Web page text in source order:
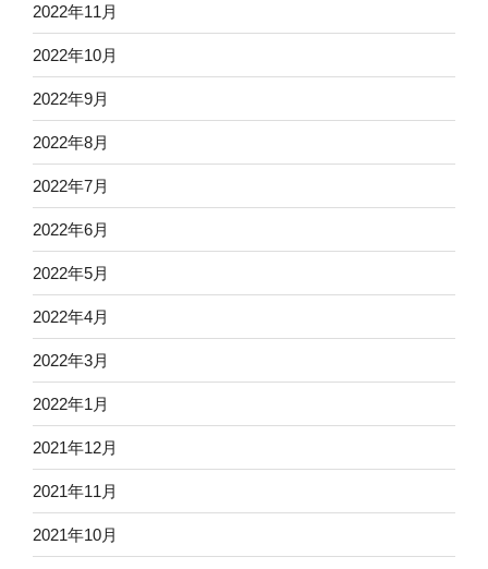
2022年11月
2022年10月
2022年9月
2022年8月
2022年7月
2022年6月
2022年5月
2022年4月
2022年3月
2022年1月
2021年12月
2021年11月
2021年10月